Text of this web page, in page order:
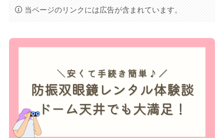
当ページのリンクには広告が含まれています。